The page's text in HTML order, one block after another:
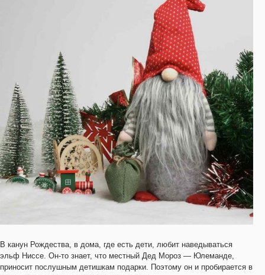
В канун Рождества, в дома, где есть дети, любит наведываться
эльф Ниссе. Он-то знает, что местный Дед Мороз — Юлеманде,
приносит послушным детишкам подарки. Поэтому он и пробирается в